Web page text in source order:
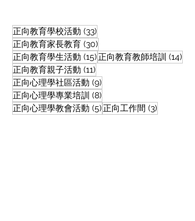
正向教育｜升中放榜日：
四樣比文件更重要的放榜
心理準備
正向教育學校活動 (33)
正向教育家長教育 (30)
正向教育學生活動 (15)15 篇文章
正向教育教師培訓 (14)
正向教育親子活動 (11)
正向心理學社區活動 (9)
正向心理學專業培訓 (8)
正向心理學教會活動 (5)5 篇文章
正向工作間 (3)